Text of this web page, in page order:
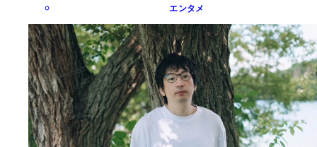
エンタメ